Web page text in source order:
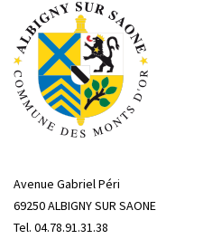
Avenue Gabriel Péri
69250 ALBIGNY SUR SAONE
Tel. 04.78.91.31.38